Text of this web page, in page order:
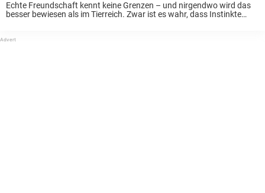
Echte Freundschaft kennt keine Grenzen – und nirgendwo wird das
besser bewiesen als im Tierreich. Zwar ist es wahr, dass Instinkte